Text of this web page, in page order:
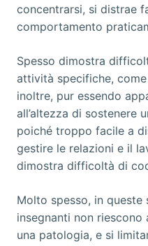
concentrarsi, si distrae
comportamento
Spesso dimostra
attività specifiche,
inoltre, pur essendo
all’altezza di sostenere
poiché troppo facile a
gestire le relazioni e il
dimostra difficoltà di
Molto spesso, in
insegnanti non riescono
una patologia, e si